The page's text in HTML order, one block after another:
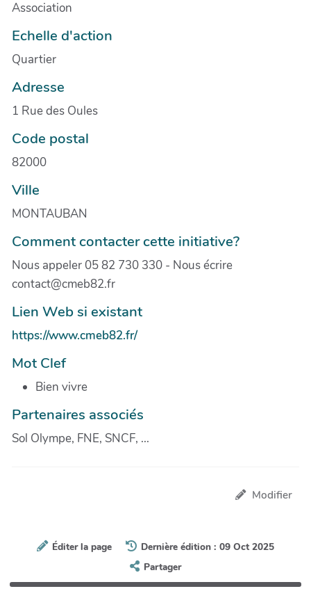
Association
Echelle d'action
Quartier
Adresse
1 Rue des Oules
Code postal
82000
Ville
MONTAUBAN
Comment contacter cette initiative?
Nous appeler 05 82 730 330 - Nous écrire
contact@cmeb82.fr
Lien Web si existant
https://www.cmeb82.fr/
Mot Clef
Bien vivre
Partenaires associés
Sol Olympe, FNE, SNCF, ...
Modifier
Éditer la page
Dernière édition : 09 Oct 2025
Partager